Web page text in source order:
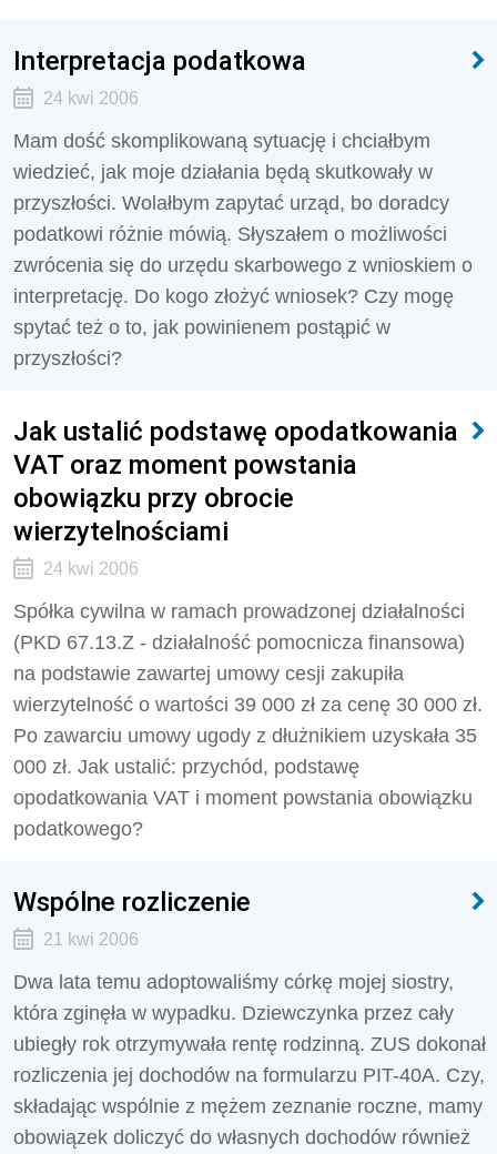
Interpretacja podatkowa
24 kwi 2006
Mam dość skomplikowaną sytuację i chciałbym
wiedzieć, jak moje działania będą skutkowały w
przyszłości. Wolałbym zapytać urząd, bo doradcy
podatkowi różnie mówią. Słyszałem o możliwości
zwrócenia się do urzędu skarbowego z wnioskiem o
interpretację. Do kogo złożyć wniosek? Czy mogę
spytać też o to, jak powinienem postąpić w
przyszłości?
Jak ustalić podstawę opodatkowania
VAT oraz moment powstania
obowiązku przy obrocie
wierzytelnościami
24 kwi 2006
Spółka cywilna w ramach prowadzonej działalności
(PKD 67.13.Z - działalność pomocnicza finansowa)
na podstawie zawartej umowy cesji zakupiła
wierzytelność o wartości 39 000 zł za cenę 30 000 zł.
Po zawarciu umowy ugody z dłużnikiem uzyskała 35
000 zł. Jak ustalić: przychód, podstawę
opodatkowania VAT i moment powstania obowiązku
podatkowego?
Wspólne rozliczenie
21 kwi 2006
Dwa lata temu adoptowaliśmy córkę mojej siostry,
która zginęła w wypadku. Dziewczynka przez cały
ubiegły rok otrzymywała rentę rodzinną. ZUS dokonał
rozliczenia jej dochodów na formularzu PIT-40A. Czy,
składając wspólnie z mężem zeznanie roczne, mamy
obowiązek doliczyć do własnych dochodów również